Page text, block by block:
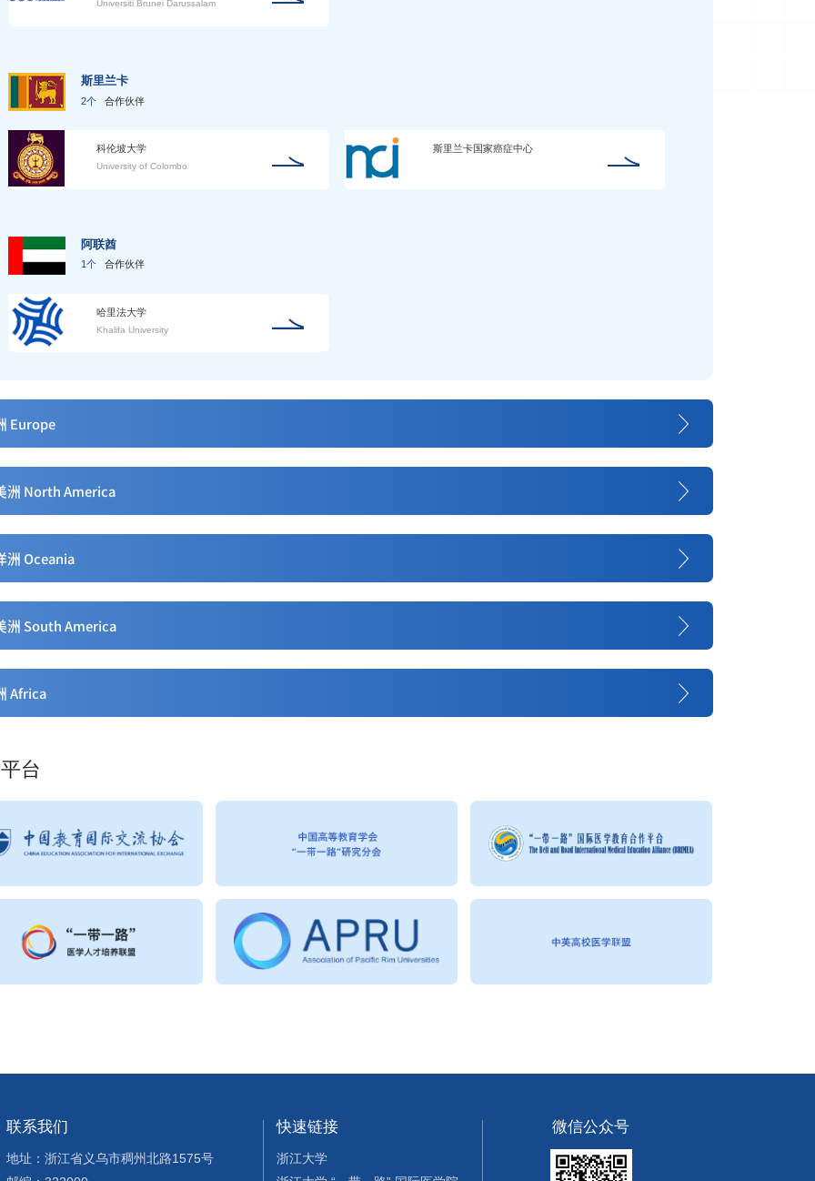
Universiti Brunei Darussalam
斯里兰卡
2个 合作伙伴
科伦坡大学
University of Colombo
斯里兰卡国家癌症中心
阿联酋
1个 合作伙伴
哈里法大学
Khalifa University
Europe
洲 North America
洲 Oceania
洲 South America
Africa
台
联系我们
地址：浙江省义乌市稠州北路1575号
快速链接
浙江大学
微信公众号